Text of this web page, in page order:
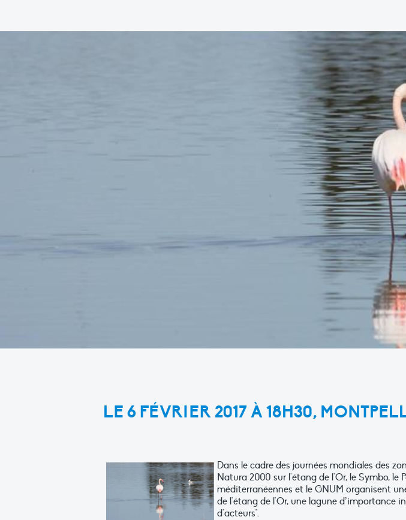
LE 6 FÉVRIER 2017 À 18H30,
Dans le cadre des journées mondiales des
Natura 2000 sur l'étang de l'Or, le Symbo, le
méditerranéennes et le GNUM organisent
de l'étang de l'Or, une lagune d’importance
d'acteurs".